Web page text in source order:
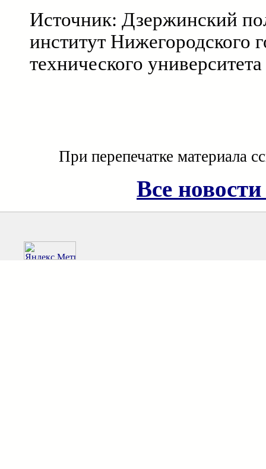
Источник: Дзержинский
институт Нижегородского
технического университета
При перепечатке материала
Все